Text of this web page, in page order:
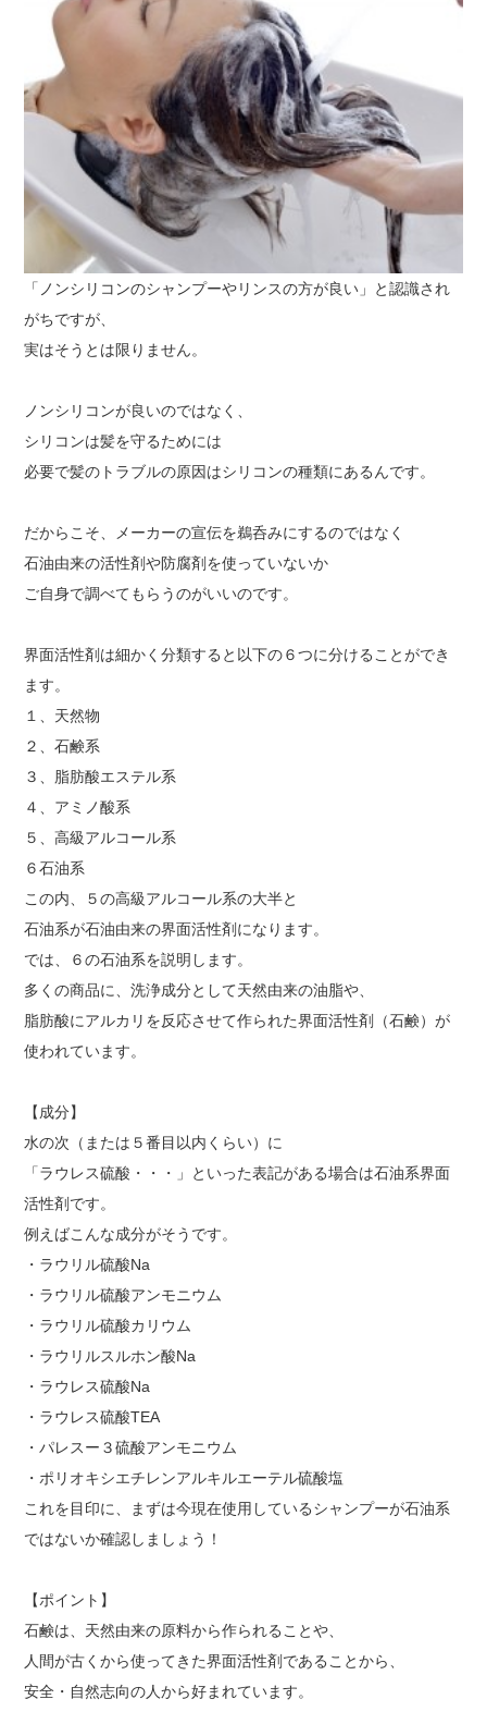
「ノンシリコンのシャンプーやリンスの方が良い」と認識され
がちですが、
実はそうとは限りません。
ノンシリコンが良いのではなく、
シリコンは髪を守るためには
必要で髪のトラブルの原因はシリコンの種類にあるんです。
だからこそ、メーカーの宣伝を鵜呑みにするのではなく
石油由来の活性剤や防腐剤を使っていないか
ご自身で調べてもらうのがいいのです。
界面活性剤は細かく分類すると以下の６つに分けることができ
ます。
１、天然物
２、石鹸系
３、脂肪酸エステル系
４、アミノ酸系
５、高級アルコール系
６石油系
この内、５の高級アルコール系の大半と
石油系が石油由来の界面活性剤になります。
では、６の石油系を説明します。
多くの商品に、洗浄成分として天然由来の油脂や、
脂肪酸にアルカリを反応させて作られた界面活性剤（石鹸）が
使われています。
【成分】
水の次（または５番目以内くらい）に
「ラウレス硫酸・・・」といった表記がある場合は石油系界面
活性剤です。
例えばこんな成分がそうです。
・ラウリル硫酸Na
・ラウリル硫酸アンモニウム
・ラウリル硫酸カリウム
・ラウリルスルホン酸Na
・ラウレス硫酸Na
・ラウレス硫酸TEA
・パレスー３硫酸アンモニウム
・ポリオキシエチレンアルキルエーテル硫酸塩
これを目印に、まずは今現在使用しているシャンプーが石油系
ではないか確認しましょう！
【ポイント】
石鹸は、天然由来の原料から作られることや、
人間が古くから使ってきた界面活性剤であることから、
安全・自然志向の人から好まれています。